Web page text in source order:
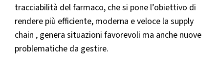
tracciabilità del farmaco, che si pone l’obiettivo di
rendere più efficiente, moderna e veloce la supply
chain , genera situazioni favorevoli ma anche nuove
problematiche da gestire.